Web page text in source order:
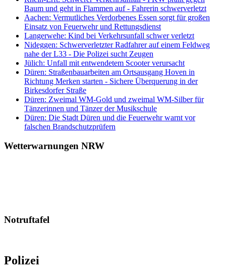
Baum und geht in Flammen auf - Fahrerin schwerverletzt
Aachen: Vermutliches Verdorbenes Essen sorgt für großen
Einsatz von Feuerwehr und Rettungsdienst
Langerwehe: Kind bei Verkehrsunfall schwer verletzt
Nideggen: Schwerverletzter Radfahrer auf einem Feldweg
nahe der L33 - Die Polizei sucht Zeugen
Jülich: Unfall mit entwendetem Scooter verursacht
Düren: Straßenbauarbeiten am Ortsausgang Hoven in
Richtung Merken starten - Sichere Überquerung in der
Birkesdorfer Straße
Düren: Zweimal WM-Gold und zweimal WM-Silber für
Tänzerinnen und Tänzer der Musikschule
Düren: Die Stadt Düren und die Feuerwehr warnt vor
falschen Brandschutzprüfern
Wetterwarnungen NRW
Notruftafel
Polizei